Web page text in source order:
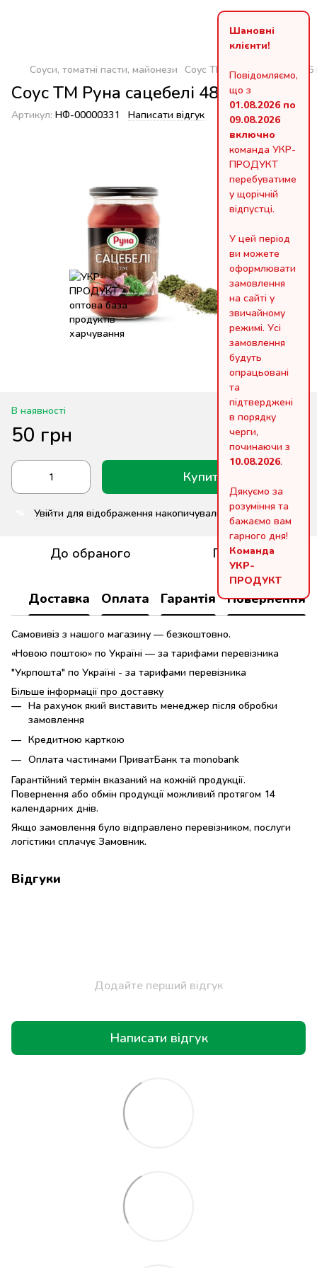
Шановні
клієнти!
Повідомляємо,
що з
01.08.2026 по
09.08.2026
включно
команда УКР-
ПРОДУКТ
перебуватиме
у щорічній
відпустці.
У цей період
ви можете
оформлювати
замовлення
на сайті у
звичайному
режимі. Усі
замовлення
будуть
опрацьовані
та
підтверджені
в порядку
черги,
починаючи з
10.08.2026.
Дякуємо за
розуміння та
бажаємо вам
гарного дня!
Команда
УКР-
ПРОДУКТ
Соуси, томатні пасти, майонези Соус ТМ Руна сацебелі 485
Соус ТМ Руна сацебелі 485 г* 12 шт
Артикул: НФ-00000331 Написати відгук
В наявності
50 грн
Купити
Увійти для відображення накопичувальної знижки
До обраного Порівняти
Доставка Оплата Гарантія Повернення
Самовивіз з нашого магазину — безкоштовно.
«Новою поштою» по Україні — за тарифами перевізника
"Укрпошта" по Україні - за тарифами перевізника
Більше інформації про доставку
На рахунок який виставить менеджер після обробки
замовлення
Кредитною карткою
Оплата частинами ПриватБанк та monobank
Гарантійний термін вказаний на кожній продукції.
Повернення або обмін продукції можливий протягом 14
календарних днів.
Якщо замовлення було відправлено перевізником, послуги
логістики сплачує Замовник.
Відгуки
Додайте перший відгук
Написати відгук